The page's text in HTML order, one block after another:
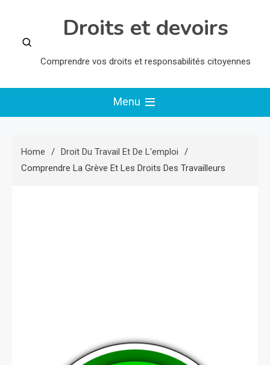
content
Droits et devoirs
Comprendre vos droits et responsabilités citoyennes
Menu
Home
Droit Du Travail Et De L'emploi
Comprendre La Grève Et Les Droits Des Travailleurs